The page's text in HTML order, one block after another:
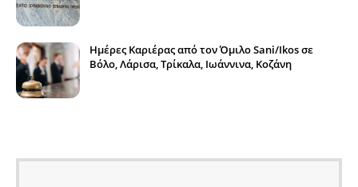
Ημέρες Καριέρας από τον Όμιλο Sani/Ikos σε
Βόλο, Λάρισα, Τρίκαλα, Ιωάννινα, Κοζάνη